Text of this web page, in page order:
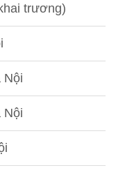
trương)
Nội
Nội